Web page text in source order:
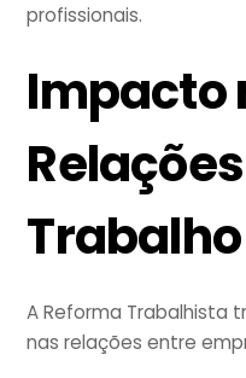
profissionais.
Impacto
Trabalho
A Reforma Trabalhista
nas relações entre